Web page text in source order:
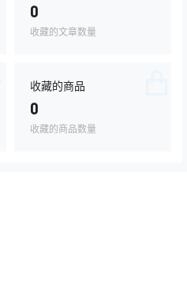
0
收藏的文章数量
收藏的商品
0
收藏的商品数量